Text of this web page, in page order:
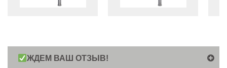
ЖДЕМ ВАШ ОТЗЫВ!